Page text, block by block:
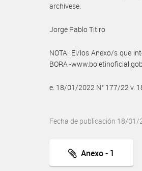
archívese.
Jorge Pablo Titiro
NOTA: El/los Anexo/s que
BORA -
e. 18/01/2022 N° 177/22 v.
Fecha de publicación 18/01/
Anexo - 1